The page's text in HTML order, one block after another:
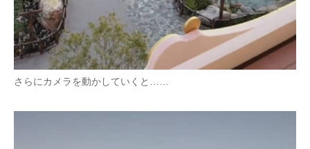
さらにカメラを動かしていくと……